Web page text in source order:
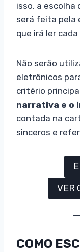
isso, a
será feita pela
que irá ler
Não serão
eletrônicos
critério
narrativa e o
contada na
sinceros e
VER
COMO